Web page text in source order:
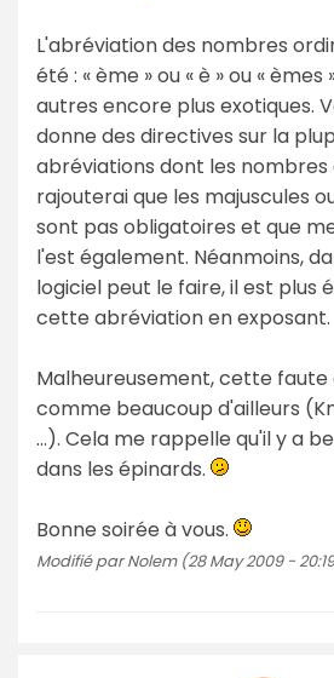
L'abréviation des nombres
été : « ème » ou « è » ou « èmes
autres encore plus exotiques.
donne des directives sur la
abréviations dont les nombres
rajouterai que les majuscules
sont pas obligatoires et que
l'est également. Néanmoins,
logiciel peut le faire, il est plus
cette abréviation en exposant.
Malheureusement, cette
comme beaucoup d'ailleurs
...). Cela me rappelle qu'il y a
dans les épinards.
Bonne soirée à vous.
Modifié par Nolem (28 May 2009 -